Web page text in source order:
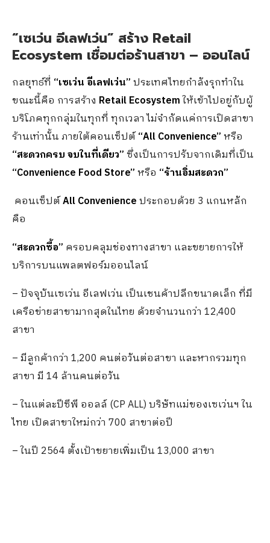
“เซเว่น อีเลฟเว่น” สร้าง Retail
Ecosystem เชื่อมต่อร้านสาขา – ออนไลน์
กลยุทธ์ที่ “เซเว่น อีเลฟเว่น”ประเทศไทยกำลังรุกทำใน
ขณะนี้คือ การสร้าง Retail Ecosystemให้เข้าไปอยู่กับผู้
บริโภคทุกกลุ่มในทุกที่ ทุกเวลา ไม่จำกัดแค่การเปิดสาขา
ร้านเท่านั้น ภายใต้คอนเซ็ปต์“All Convenience”หรือ
“สะดวกครบ จบในที่เดียว”ซึ่งเป็นการปรับจากเดิมที่เป็น
“Convenience Food Store”หรือ “ร้านอิ่มสะดวก”
คอนเซ็ปต์All Convenienceประกอบด้วย 3 แกนหลัก
คือ
“สะดวกซื้อ” ครอบคลุมช่องทางสาขา และขยายการให้
บริการบนแพลตฟอร์มออนไลน์
– ปัจจุบันเซเว่น อีเลฟเว่น เป็นเชนค้าปลีกขนาดเล็ก ที่มี
เครือข่ายสาขามากสุดในไทย ด้วยจำนวนกว่า 12,400
สาขา
– มีลูกค้ากว่า 1,200 คนต่อวันต่อสาขา และหากรวมทุก
สาขา มี 14 ล้านคนต่อวัน
– ในแต่ละปีซีพี ออลล์ (CP ALL) บริษัทแม่ของเซเว่นฯ ใน
ไทย เปิดสาขาใหม่กว่า 700 สาขาต่อปี
– ในปี 2564 ตั้งเป้าขยายเพิ่มเป็น 13,000 สาขา